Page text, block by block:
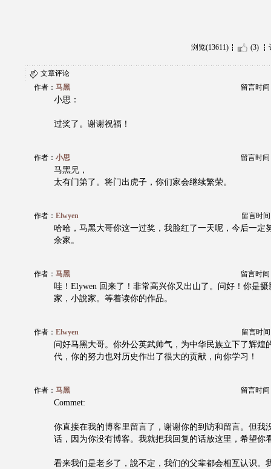
浏览(13611) (3)
文章评论
作者： 马黑 留言时间
小思：
过奖了。谢谢祝福！
作者： 小思 留言时间
马黑兄，
太有门第了。将门出虎子，你们家会继续繁荣。
作者： Elwyen 留言时间
哈哈，马黑大哥你这一过奖，我脸红了一天呢，今后一定
余家。
作者： 马黑 留言时间
哇！Elywen 回来了！非常高兴你又出山了。问好！你是
家，小說家。等着读你的作品。
作者： Elwyen 留言时间
问好马黑大哥。你外公英武帅气，为中华民族立下了辉煌
代，你的努力也对历史作出了很大的贡献，向你学习！
作者： 马黑 留言时间
Commet:
你直接在我的博客里留言了，谢谢你的到访和留言。但我
话，因为你没有博客。我就把我回复的话放这里，希望你
看来我们是老乡了，說不定，我们的父辈都会相互认识。